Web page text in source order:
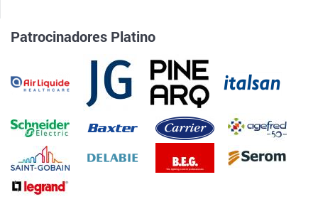
Patrocinadores Platino